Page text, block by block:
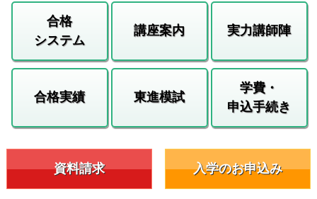
合格
システム
講座案内 実力講師陣
合格実績 東進模試
学費・
申込手続き
資料請求 入学のお申込み